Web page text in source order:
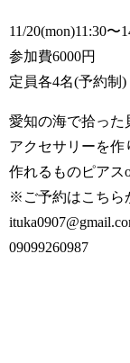
11/20(mon)11:30〜
参加費6000円
定員各4名(予約制)
愛知の海で拾った
アクセサリーを作
作れるものピアス
※ご予約はこちら
09099260987